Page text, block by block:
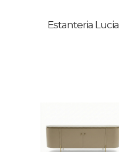
Estanteria Lucia